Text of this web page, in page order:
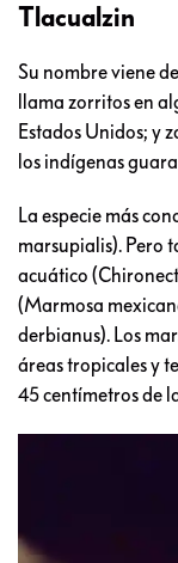
Tlacualzin
Su nombre viene
llama zorritos en
Estados Unidos; y
los indígenas
La especie más
marsupialis). Pero
acuático
(Marmosa
derbianus). Los
áreas tropicales y
45 centímetros de